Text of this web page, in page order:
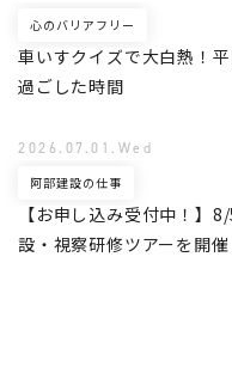
車いすクイズで大白熱！
過ごした時間
心のバリアフリー
【お申し込み受付中！】
設・視察研修ツアーを開催
阿部建設の仕事
2026.07.01.Wed